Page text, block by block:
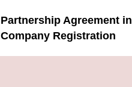
Partnership Agreement in
Company Registration